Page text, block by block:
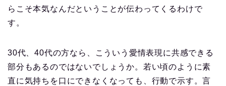
らこそ本気なんだということが伝わってくるわけで
す。
30代、40代の方なら、こういう愛情表現に共感できる
部分もあるのではないでしょうか。若い頃のように素
直に気持ちを口にできなくなっても、行動で示す。言